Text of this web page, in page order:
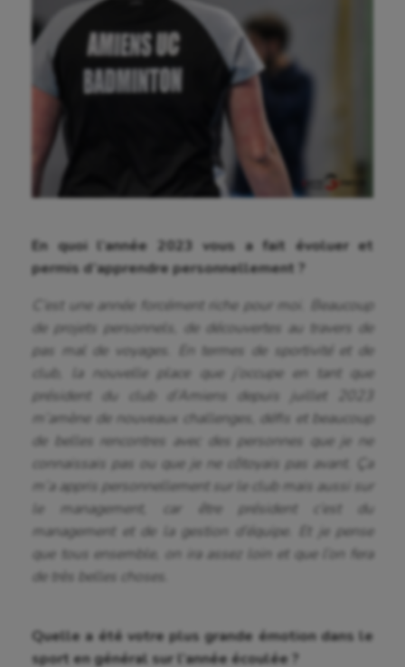
Course à pied
Crossfit
Cyclisme
Escalade
Fitness
Flag football
Football américain
Futsal
Gymnastique
Gymnastique rythmique
Haltérophilie
Handisport
Kayak-polo
En quoi l’année 2023 vous a fait évoluer et
permis d’apprendre personnellement ?
C’est une année forcément riche pour moi. Beaucoup
de projets personnels, de découvertes au travers de
pas mal de voyages. En termes de sportivité et de
club, la nouvelle place que j’occupe en tant que
président du club d’Amiens depuis juillet 2023
m’amène de nouveaux challenges, défis et beaucoup
de belles rencontres avec des personnes que je ne
connaissais pas ou que je ne côtoyais pas avant.
a
m’a appris personnellement sur le club mais aussi sur
le management, car être président c’est du
management et de la gestion d’équipe. Et je pense
que tous ensemble, on ira assez loin et que l’on fera
de très belles choses.
Quelle a été votre plus grande émotion dans le
sport en général sur l’année écoulée ?